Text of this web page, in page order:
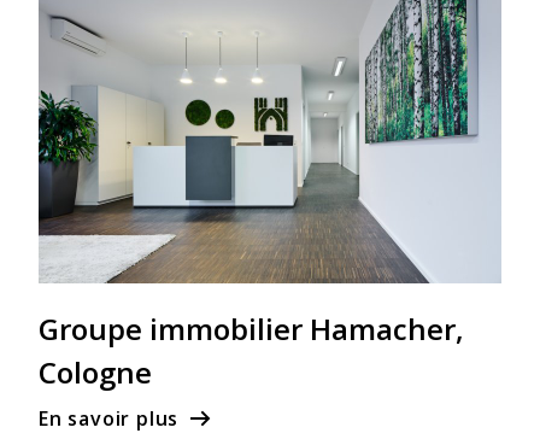
Groupe immobilier Hamacher,
Cologne
En savoir plus